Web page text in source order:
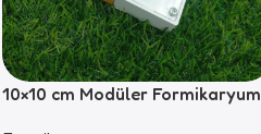
10×10 cm Modüler Formikaryum